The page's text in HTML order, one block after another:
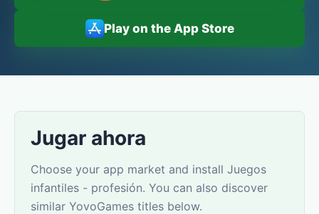
Play on the App Store
Jugar ahora
Choose your app market and install Juegos
infantiles - profesión. You can also discover
similar YovoGames titles below.